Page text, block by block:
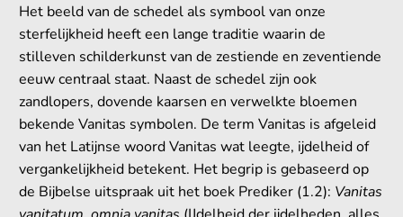
Het beeld van de schedel als symbool van onze
sterfelijkheid heeft een lange traditie waarin de
stilleven schilderkunst van de zestiende en zeventiende
eeuw centraal staat. Naast de schedel zijn ook
zandlopers, dovende kaarsen en verwelkte bloemen
bekende Vanitas symbolen. De term Vanitas is afgeleid
van het Latijnse woord Vanitas wat leegte, ijdelheid of
vergankelijkheid betekent. Het begrip is gebaseerd op
de Bijbelse uitspraak uit het boek Prediker (1.2): Vanitas